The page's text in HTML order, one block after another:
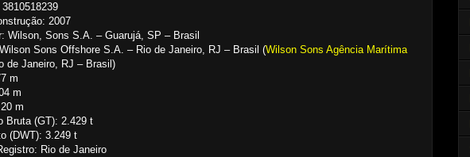
2007
Wilson, Sons S.A. – Guarujá, SP – Brasil
Sons Offshore S.A. – Rio de Janeiro, RJ – Brasil (Wilson Sons Agência Marítima
de Janeiro, RJ – Brasil)
m
m
m
Bruta (GT): 2.429 t
(DWT): 3.249 t
Rio de Janeiro